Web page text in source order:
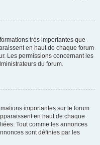
très importantes que
en haut de chaque forum
Les permissions concernant les
du forum.
importantes sur le forum
en haut de chaque
Tout comme les annonces
sont définies par les